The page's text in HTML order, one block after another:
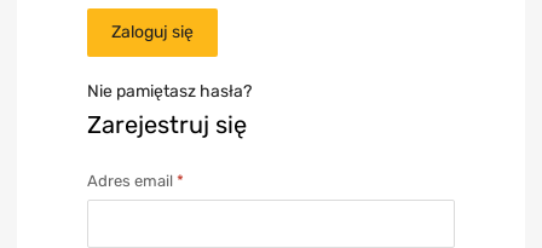
Zaloguj się
Nie pamiętasz hasła?
Zarejestruj się
Adres email *